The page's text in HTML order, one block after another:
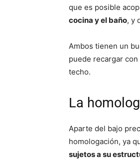
que es posible
cocina y el baño, y
Ambos tienen un
puede recargar
techo.
La
Aparte del bajo
homologación, ya
sujetos a su